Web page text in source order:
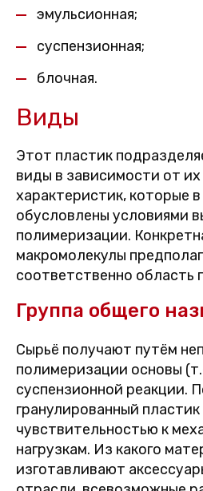
эмульсионная;
суспензионная;
блочная.
Виды
Этот пластик
виды в зависимости от
характеристик, которые
обусловлены условиями
полимеризации.
макромолекулы
соответственно область
Группа общего
Сырьё получают путём
полимеризации основы
суспензионной реакции.
гранулированный
чувствительностью к
нагрузкам. Из какого
изготавливают